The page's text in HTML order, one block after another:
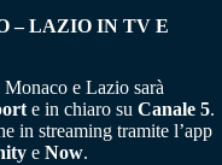
– LAZIO IN TV E
e Lazio sarà
e in chiaro su Canale 5.
in streaming tramite l’app
e Now.